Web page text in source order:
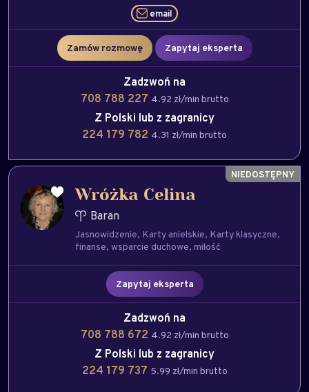
email
Zamów rozmowę Zapytaj eksperta
Zadzwoń na
708 788 227 4.92 zł/min brutto
Z Polski lub z zagranicy
224 179 782 4.31 zł/min brutto
Wróżka Celina
Baran
Jasnowidzenie Karty anielskie Karty klasyczne
finanse wsparcie duchowe milość
Zapytaj eksperta
Zadzwoń na
708 788 672 4.92 zł/min brutto
Z Polski lub z zagranicy
224 179 737 5.99 zł/min brutto